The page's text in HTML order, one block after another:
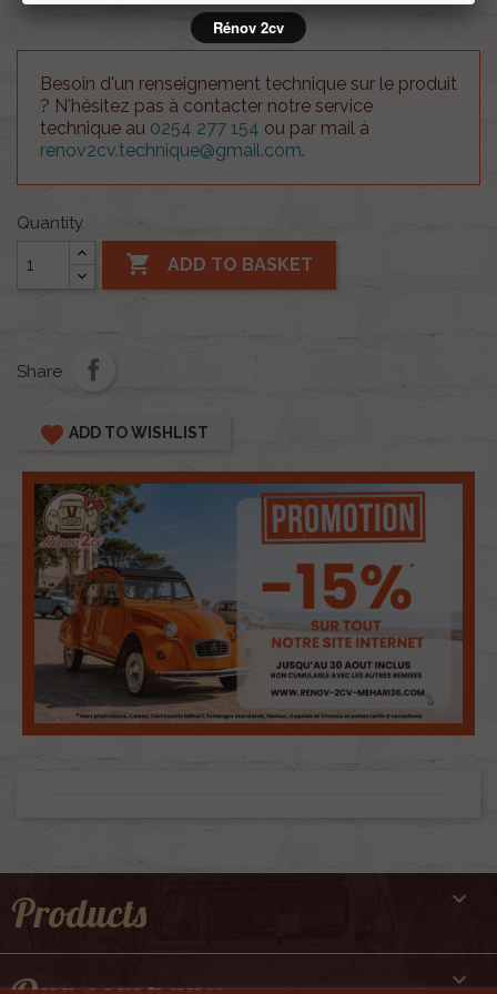
Besoin d'un renseignement technique sur le produit
? N'hésitez pas à contacter notre service
technique au 0254 277 154 ou par mail à
renov2cv.technique@gmail.com.
Quantity
 ADD TO BASKET
Share
favorite ADD TO WISHLIST
Products 

Rénov 2cv